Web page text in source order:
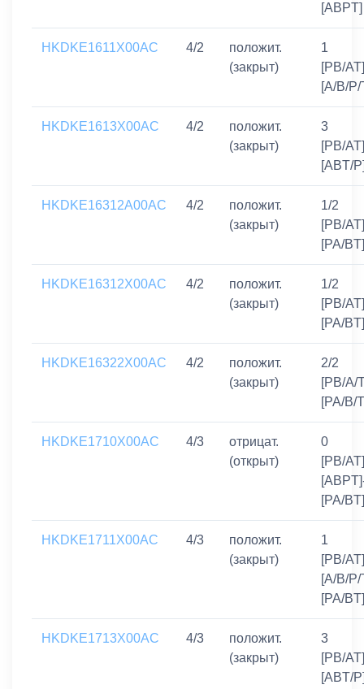
[ABPT]
HKDKE1611X00AC 4/2
положит.
(закрыт)
1
[PB/
[A/B/P/
HKDKE1613X00AC 4/2
положит.
(закрыт)
3
[PB/
[ABT/
HKDKE16312A00AC 4/2
положит.
(закрыт)
1/2
[PB/
[PA/BT]
HKDKE16312X00AC 4/2
положит.
(закрыт)
1/2
[PB/
[PA/BT]
HKDKE16322X00AC 4/2
положит.
(закрыт)
2/2
[PB/A/
[PA/B/
HKDKE1710X00AC 4/3
отрицат.
(открыт)
0
[PB/
[PA/BT]
HKDKE1711X00AC 4/3
положит.
(закрыт)
1
[PB/
[A/B/P/
[PA/BT]
HKDKE1713X00AC 4/3
положит.
(закрыт)
3
[PB/
[ABT/